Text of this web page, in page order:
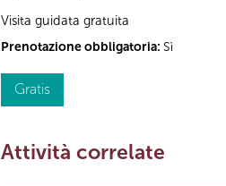
Visita guidata gratuita
Prenotazione obbligatoria: Sì
Gratis
Attività correlate